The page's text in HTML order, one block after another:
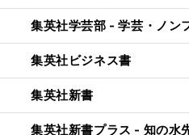
集英社学芸部 - 学芸・ノン
集英社ビジネス書
集英社新書
集英社新書プラス - 知の水